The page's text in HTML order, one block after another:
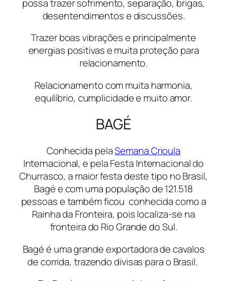
possa trazer sofrimento, separação, brigas,
desentendimentos e discussões.
Trazer boas vibrações e principalmente
energias positivas e muita proteção para
relacionamento.
Relacionamento com muita harmonia,
equilíbrio, cumplicidade e muito amor.
BAGÉ
Conhecida pelaSemana Crioula
Internacional, e pela Festa Internacional do
Churrasco, a maior festa deste tipo no Brasil,
Bagé e com uma população de 121.518
pessoas e também ficou conhecida como a
Rainha da Fronteira, pois localiza-se na
fronteira do Rio Grande do Sul.
Bagé é uma grande exportadora de cavalos
de corrida, trazendo divisas para o Brasil.